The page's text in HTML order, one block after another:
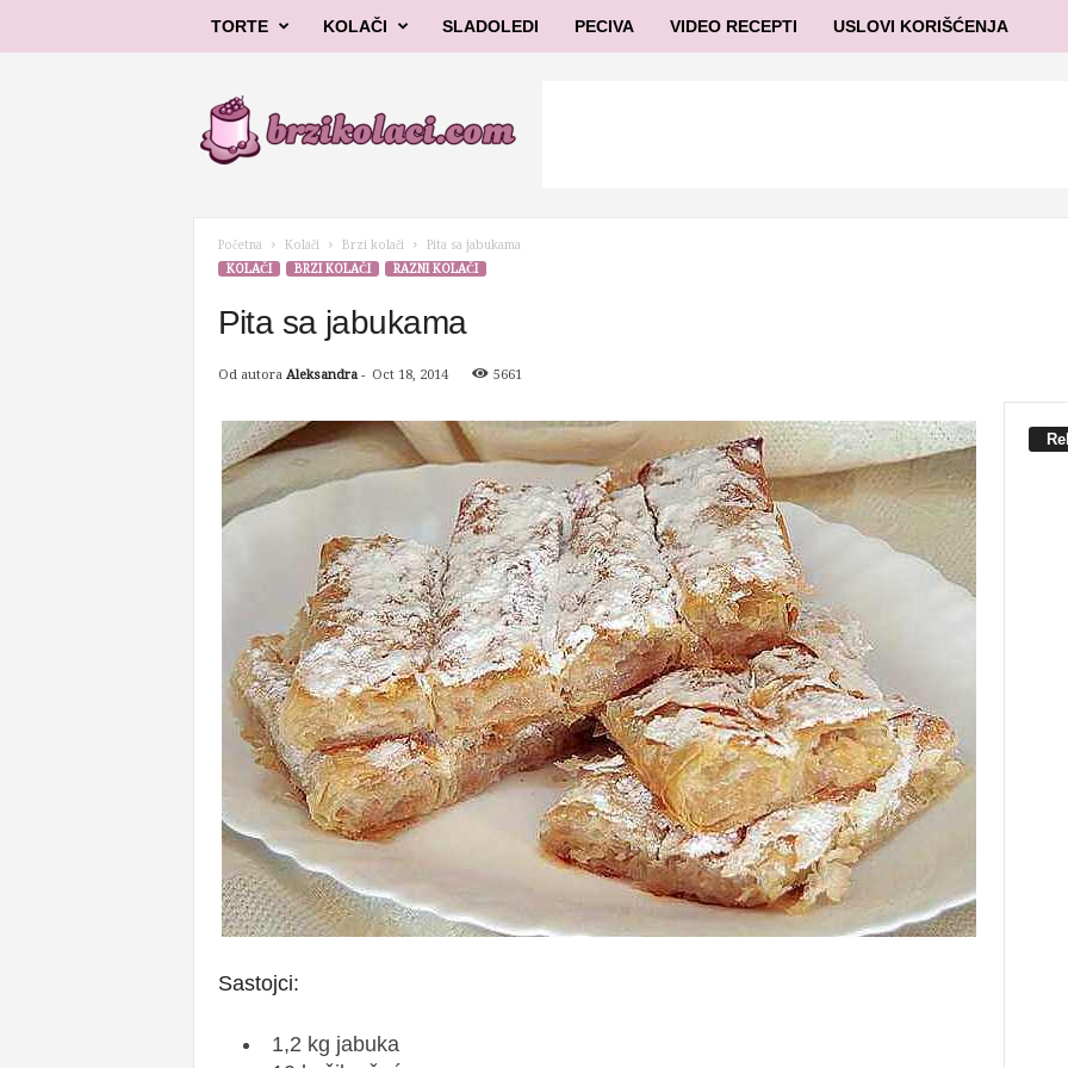
TORTE KOLAČI SLADOLEDI PECIVA VIDEO RECEPTI USLOVI KORIŠĆENJA
l
Početna Kolači Brzi kolači
Pita sa jabukama
KOLAČI
BRZI KOLAČI RAZNI KOLAČI
Pita sa jabukama
Od autora Aleksandra- Oct 18, 2014 5661
Sastojci:
1,2 kg jabuka